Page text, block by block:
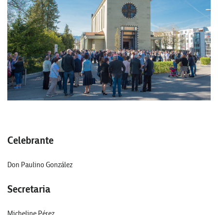
Celebrante
Don Paulino González
Secretaria